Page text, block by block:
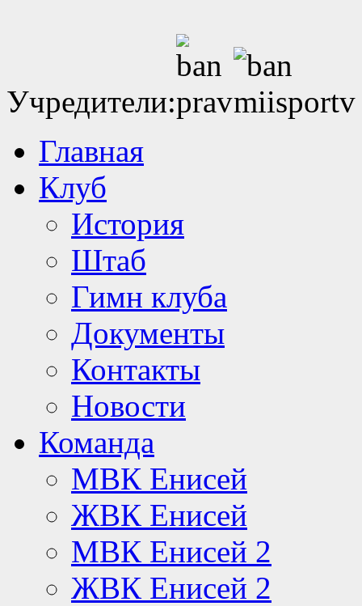
Учредители:
Главная
Клуб
История
Штаб
Гимн клуба
Документы
Контакты
Новости
Команда
МВК Енисей
ЖВК Енисей
МВК Енисей 2
ЖВК Енисей 2